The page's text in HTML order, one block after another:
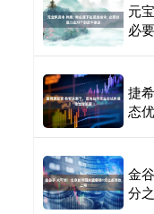
元
必
捷
态
金
分